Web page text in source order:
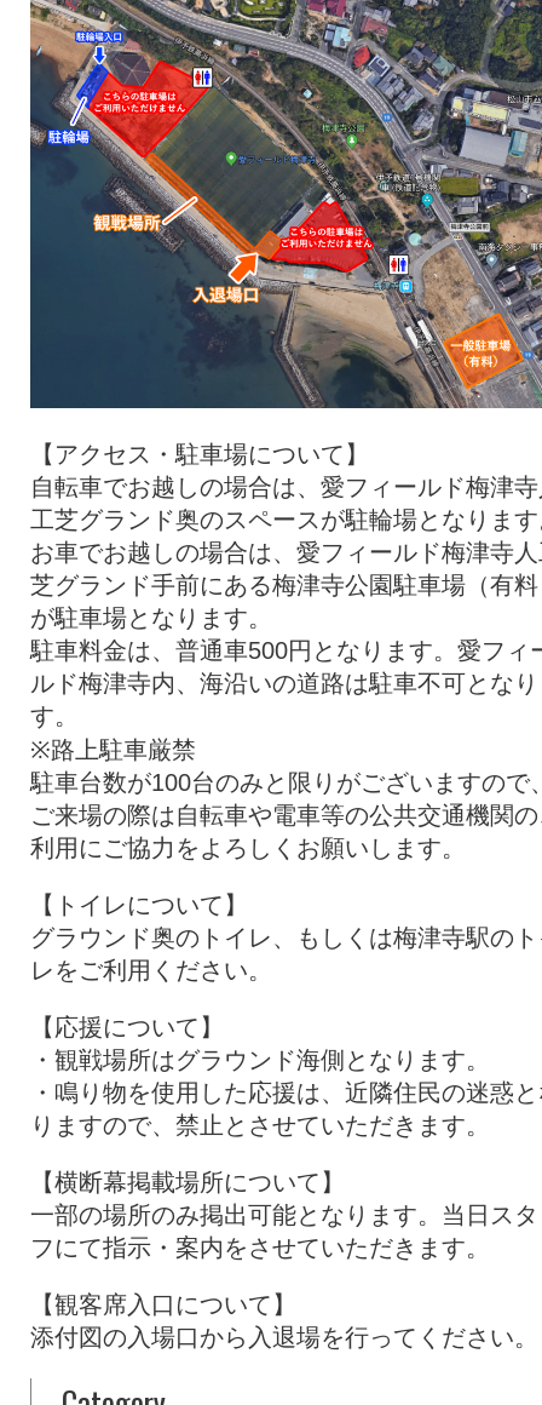
【アクセス・駐車場について】
自転車でお越しの場合は、愛フィールド梅津
工芝グランド奥のスペースが駐輪場となりま
お車でお越しの場合は、愛フィールド梅津寺
芝グランド手前にある梅津寺公園駐車場（有
が駐車場となります。
駐車料金は、普通車500円となります。愛フィ
ルド梅津寺内、海沿いの道路は駐車不可とな
す。
※路上駐車厳禁
駐車台数が100台のみと限りがございますので
ご来場の際は自転車や電車等の公共交通機関
利用にご協力をよろしくお願いします。
【トイレについて】
グラウンド奥のトイレ、もしくは梅津寺駅の
レをご利用ください。
【応援について】
・観戦場所はグラウンド海側となります。
・鳴り物を使用した応援は、近隣住民の迷惑
りますので、禁止とさせていただきます。
【横断幕掲載場所について】
一部の場所のみ掲出可能となります。当日ス
フにて指示・案内をさせていただきます。
【観客席入口について】
添付図の入場口から入退場を行ってください。